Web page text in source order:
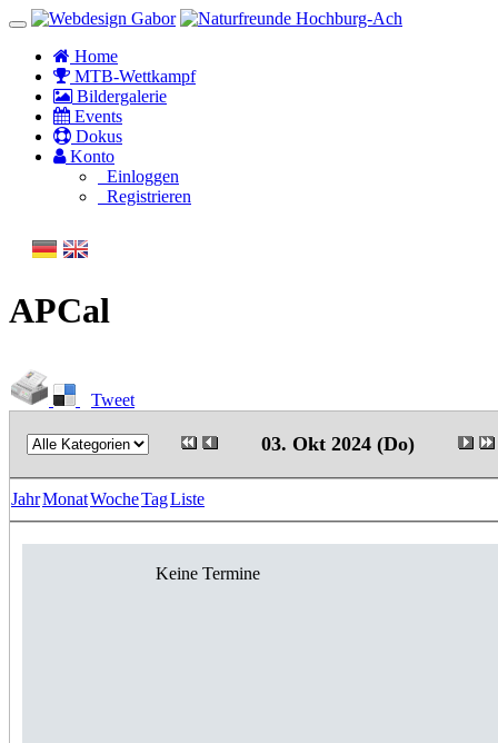
Home
MTB-Wettkampf
Bildergalerie
Events
Dokus
Konto
Einloggen
Registrieren
APCal
Tweet
03. Okt 2024 (Do)
JahrMonatWocheTagListe
Keine Termine